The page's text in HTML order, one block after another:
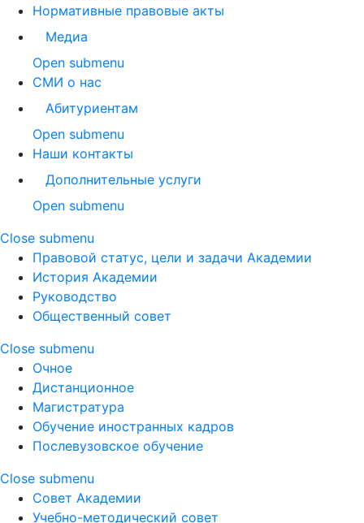
Нормативные правовые акты
Медиа
Open submenu
СМИ о нас
Абитуриентам
Open submenu
Наши контакты
Дополнительные услуги
Open submenu
Close submenu
Правовой статус, цели и задачи Академии
История Академии
Руководство
Общественный совет
Close submenu
Очное
Дистанционное
Магистратура
Обучение иностранных кадров
Послевузовское обучение
Close submenu
Совет Академии
Учебно-методический совет